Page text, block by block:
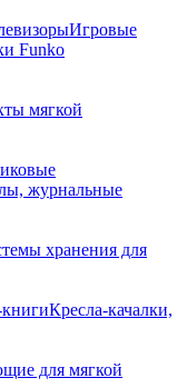
Игровые
Funko
мягкой
журнальные
хранения для
Кресла-качалки,
для мягкой